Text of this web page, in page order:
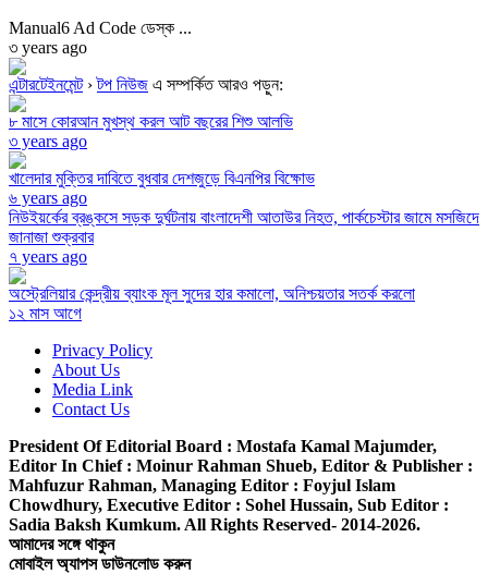
Manual6 Ad Code ডেস্ক ...
৩ years ago
এন্টারটেইনমেন্ট›টপ নিউজ এ সম্পর্কিত আরও পড়ুন:
৮ মাসে কোরআন মুখস্থ করল আট বছরের শিশু আলভি
৩ years ago
খালেদার মুক্তির দাবিতে বুধবার দেশজুড়ে বিএনপির বিক্ষোভ
৬ years ago
নিউইয়র্কের ব্রঙ্কসে সড়ক দুর্ঘটনায় বাংলাদেশী আতাউর নিহত, পার্কচেস্টার জামে মসজিদে
জানাজা শুক্রবার
৭ years ago
অস্ট্রেলিয়ার কেন্দ্রীয় ব্যাংক মূল সুদের হার কমালো, অনিশ্চয়তার সতর্ক করলো
১২ মাস আগে
Privacy Policy
About Us
Media Link
Contact Us
President Of Editorial Board : Mostafa Kamal Majumder,
Editor In Chief : Moinur Rahman Shueb, Editor & Publisher :
Mahfuzur Rahman, Managing Editor : Foyjul Islam
Chowdhury, Executive Editor : Sohel Hussain, Sub Editor :
Sadia Baksh Kumkum. All Rights Reserved- 2014-2026.
আমাদের সঙ্গে থাকুন
মোবাইল অ্যাপস ডাউনলোড করুন